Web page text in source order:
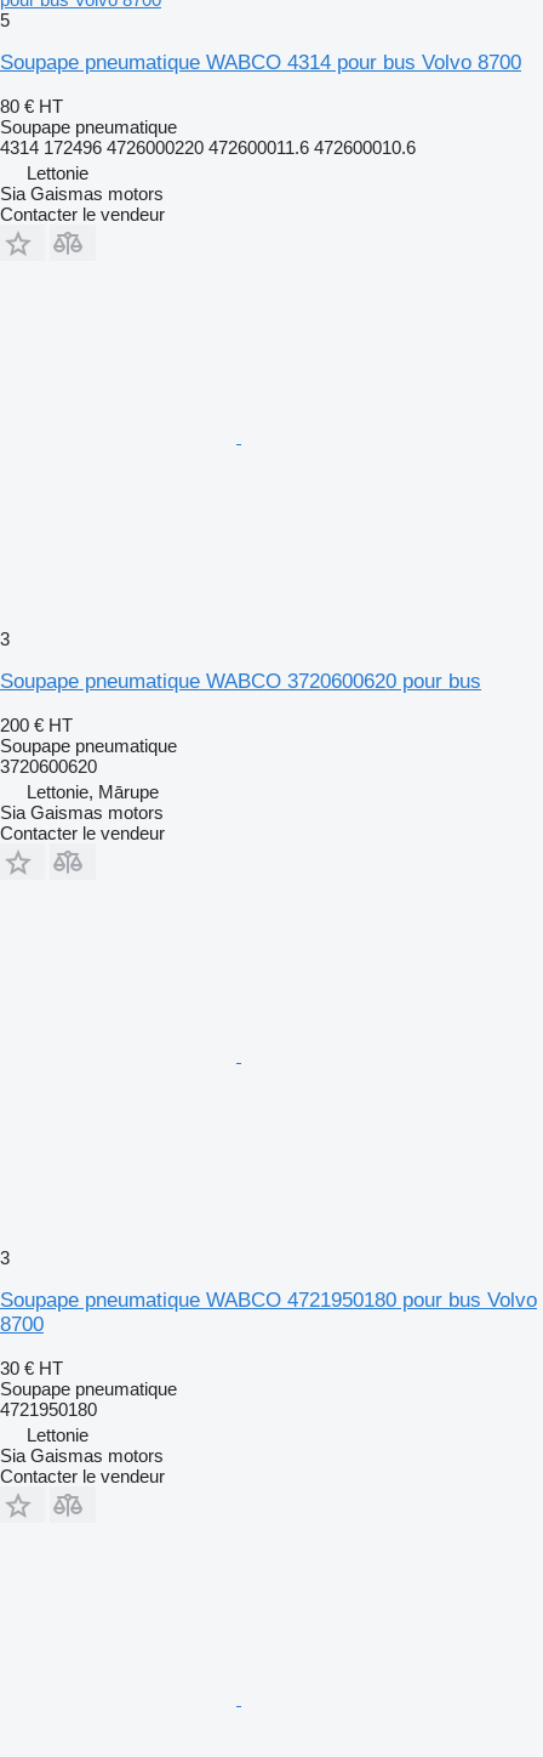
5
Soupape pneumatique WABCO 4314 pour bus Volvo 8700
80 € HT
Soupape pneumatique
4314 172496 4726000220 472600011.6 472600010.6
Lettonie
Sia Gaismas motors
Contacter le vendeur
3
Soupape pneumatique WABCO 3720600620 pour bus
200 € HT
Soupape pneumatique
3720600620
Lettonie, Mārupe
Sia Gaismas motors
Contacter le vendeur
3
Soupape pneumatique WABCO 4721950180 pour bus Volvo
8700
30 € HT
Soupape pneumatique
4721950180
Lettonie
Sia Gaismas motors
Contacter le vendeur